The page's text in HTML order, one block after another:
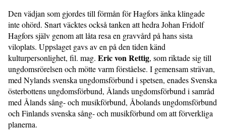
Den vädjan som gjordes till förmån för Hagfors änka klingade
inte ohörd. Snart väcktes också tanken att hedra Johan Fridolf
Hagfors själv genom att låta resa en gravvård på hans sista
viloplats. Uppslaget gavs av en på den tiden känd
kulturpersonlighet, fil. mag. Eric von Rettig, som riktade sig till
ungdomsrörelsen och mötte varm förståelse. I gemensam strävan,
med Nylands svenska ungdomsförbund i spetsen, enades Svenska
österbottens ungdomsförbund, Ålands ungdomsförbund i samråd
med Ålands sång- och musikförbund, Åbolands ungdomsförbund
och Finlands svenska sång- och musikförbund om att förverkliga
planerna.